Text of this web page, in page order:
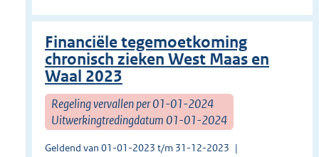
Financiële tegemoetkoming
chronisch zieken West Maas en
Waal 2023
Regeling vervallen per 01-01-2024
Uitwerkingtredingdatum 01-01-2024
Geldend van 01-01-2023 t/m 31-12-2023